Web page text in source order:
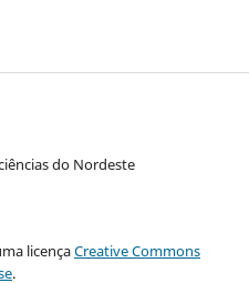
do Nordeste
licençaCreative Commons
.